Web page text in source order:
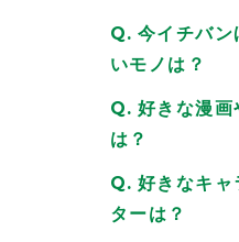
2026/06/
愛倉なな
世の中の
7月5日が
ずっと前
遅い時間
とても良
今イチバン
いモノは？
好きな漫画
は？
好きなキャ
ターは？